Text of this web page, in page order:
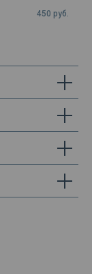
450 руб.